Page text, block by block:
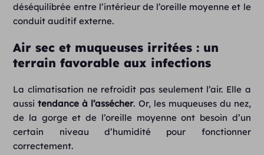
déséquilibrée entre l’intérieur de l’oreille moyenne et le
conduit auditif externe.
Air sec et muqueuses irritées : un
terrain favorable aux infections
La climatisation ne refroidit pas seulement l’air. Elle a
aussitendance à l’assécher. Or, les muqueuses du nez,
de la gorge et de l’oreille moyenne ont besoin d’un
certain niveau d’humidité pour fonctionner
correctement.